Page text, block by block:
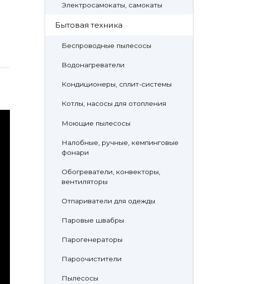
Электросамокаты, самокаты
Бытовая техника
Беспроводные пылесосы
Водонагреватели
Кондиционеры, сплит-системы
Котлы, насосы для отопления
Моющие пылесосы
Налобные, ручные, кемпинговые
фонари
Обогреватели, конвекторы,
вентиляторы
Отпариватели для одежды
Паровые швабры
Парогенераторы
Пароочистители
Пылесосы